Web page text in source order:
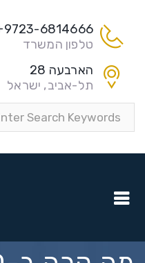
9723-6814666+
טלפון המשרד
הארבעה 28
תל-אביב, ישראל